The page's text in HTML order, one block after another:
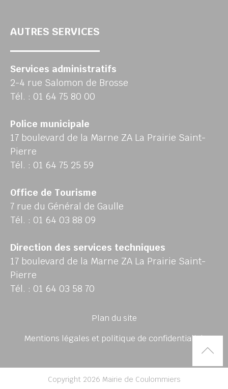
AUTRES SERVICES
Services administratifs
2-4 rue Salomon de Brosse
Tél. : 01 64 75 80 00
Police municipale
17 boulevard de la Marne ZA La Prairie Saint-
Pierre
Tél. : 01 64 75 25 59
Office de Tourisme
7 rue du Général de Gaulle
Tél. : 01 64 03 88 09
Direction des services techniques
17 boulevard de la Marne ZA La Prairie Saint-
Pierre
Tél. : 01 64 03 58 70
Plan du site
Mentions légales et politique de confidentialité
Copyright 2026 Mairie de Coulommiers